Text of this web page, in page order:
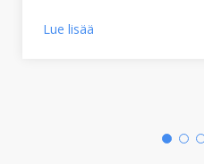
Lue lisää